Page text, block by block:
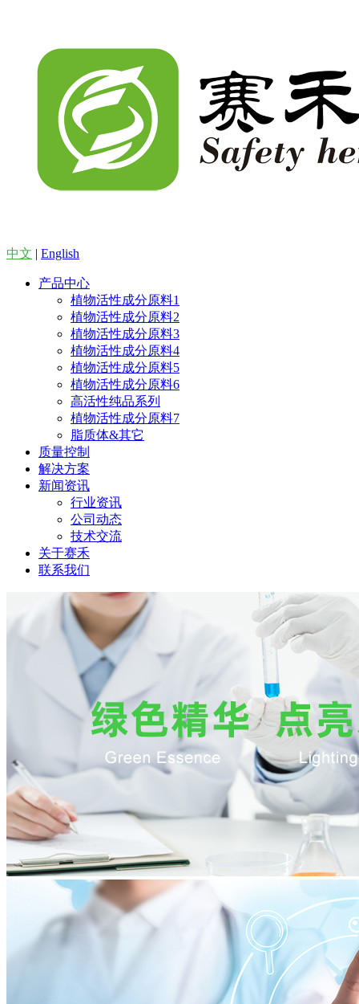
中文 | English
产品中心
植物活性成分原料1
植物活性成分原料2
植物活性成分原料3
植物活性成分原料4
植物活性成分原料5
植物活性成分原料6
高活性纯品系列
植物活性成分原料7
脂质体&其它
质量控制
解决方案
新闻资讯
行业资讯
公司动态
技术交流
关于赛禾
联系我们